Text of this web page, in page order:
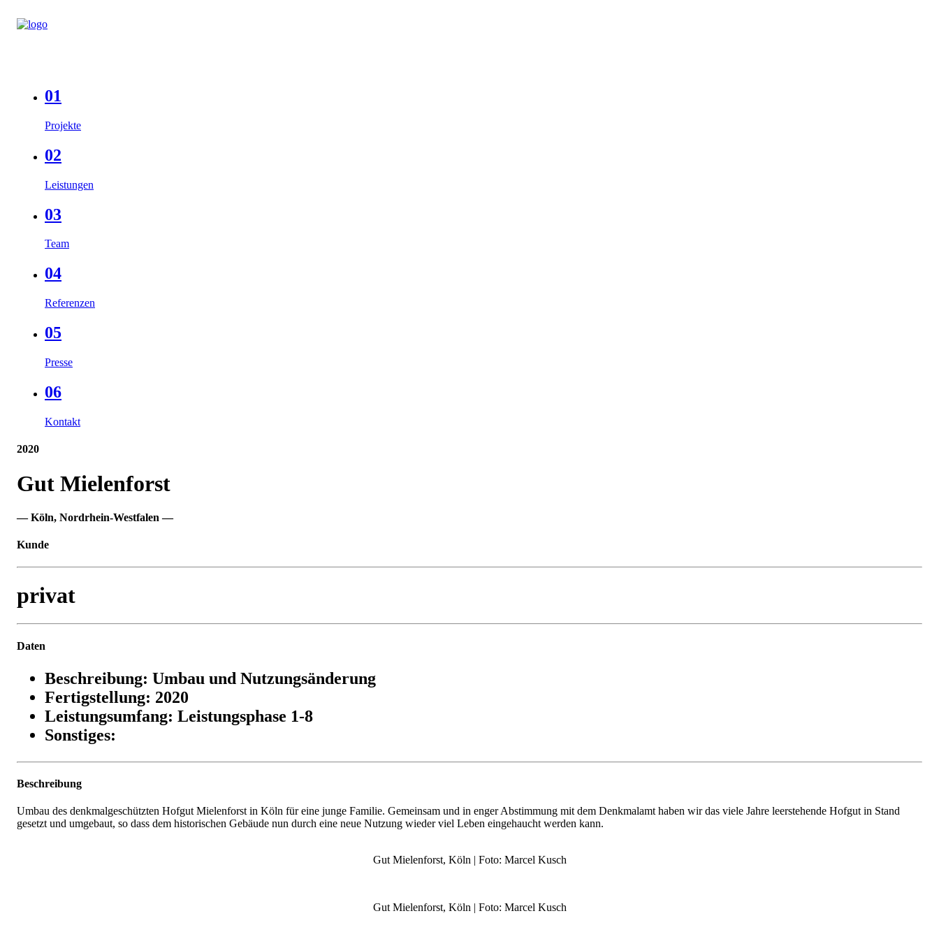
01
Projekte
02
Leistungen
03
Team
04
Referenzen
05
Presse
06
Kontakt
2020
Gut Mielenforst
— Köln, Nordrhein-Westfalen —
Kunde
privat
Daten
Beschreibung: Umbau und Nutzungsänderung
Fertigstellung: 2020
Leistungsumfang: Leistungsphase 1-8
Sonstiges:
Beschreibung
Umbau des denkmalgeschützten Hofgut Mielenforst in Köln für eine junge Familie. Gemeinsam und in enger Abstimmung mit dem Denkmalamt haben wir das viele Jahre leerstehende Hofgut in Stand
gesetzt und umgebaut, so dass dem historischen Gebäude nun durch eine neue Nutzung wieder viel Leben eingehaucht werden kann.
Gut Mielenforst, Köln | Foto: Marcel Kusch
Gut Mielenforst, Köln | Foto: Marcel Kusch